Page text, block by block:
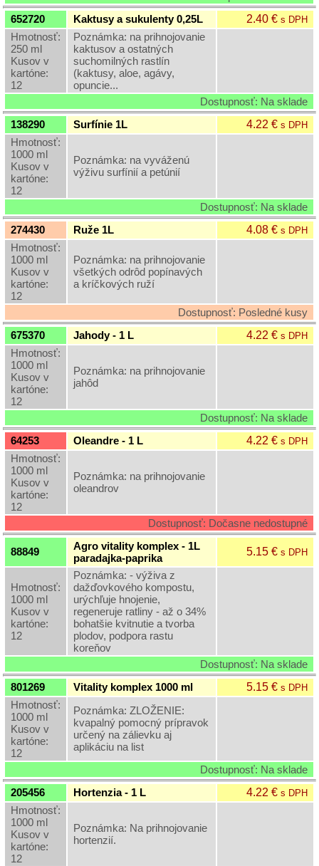
652720
Kaktusy a sukulenty 0,25L 2.40 €s DPH
Hmotnosť:
250 ml
Kusov v
kartóne:
12
Poznámka: na prihnojovanie
kaktusov a ostatných
suchomilných rastlín
(kaktusy, aloe, agávy,
opuncie...
Dostupnosť: Na sklade
138290
Surfínie 1L 4.22 €s DPH
Hmotnosť:
1000 ml
Kusov v
kartóne:
12
Poznámka: na vyváženú
výživu surfínií a petúnií
Dostupnosť: Na sklade
274430
Ruže 1L 4.08 €s DPH
Hmotnosť:
1000 ml
Kusov v
kartóne:
12
Poznámka: na prihnojovanie
všetkých odrôd popínavých
a kríčkových ruží
Dostupnosť: Posledné kusy
675370
Jahody - 1 L 4.22 €s DPH
Hmotnosť:
1000 ml
Kusov v
kartóne:
12
Poznámka: na prihnojovanie
jahôd
Dostupnosť: Na sklade
64253
Oleandre - 1 L 4.22 €s DPH
Hmotnosť:
1000 ml
Kusov v
kartóne:
12
Poznámka: na prihnojovanie
oleandrov
Dostupnosť: Dočasne nedostupné
88849
Agro vitality komplex - 1L
paradajka-paprika
5.15 €s DPH
Hmotnosť:
1000 ml
Kusov v
kartóne:
12
Poznámka: - výživa z
dažďovkového kompostu,
urýchľuje hnojenie,
regeneruje ratliny - až o 34%
bohatšie kvitnutie a tvorba
plodov, podpora rastu
koreňov
Dostupnosť: Na sklade
801269
Vitality komplex 1000 ml 5.15 €s DPH
Hmotnosť:
1000 ml
Kusov v
kartóne:
12
Poznámka: ZLOŽENIE:
kvapalný pomocný prípravok
určený na zálievku aj
aplikáciu na list
Dostupnosť: Na sklade
205456
Hortenzia - 1 L 4.22 €s DPH
Hmotnosť:
1000 ml
Kusov v
kartóne:
12
Poznámka: Na prihnojovanie
hortenzií.